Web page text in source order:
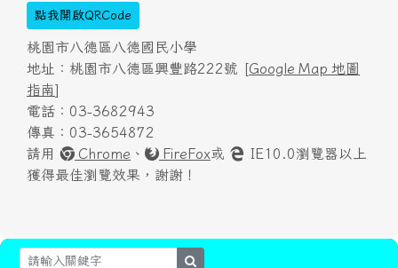
點我開啟QRCode
桃園市八德區八德國民小學
地址：桃園市八德區興豐路222號 [Google Map 地圖
指南]
電話：03-3682943
傳真：03-3654872
請用
Chrome 、 FireFox或
IE10.0瀏覽器以上
獲得最佳瀏覽效果，謝謝！